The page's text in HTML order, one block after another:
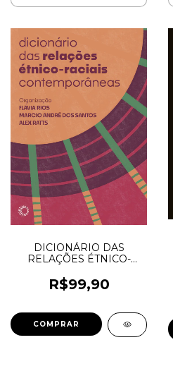
DICIONÁRIO DAS
RELAÇÕES ÉTNICO-
CONTEMPORÂNEAS -
Flávia Rios, Marcio André
(orgs.)
R$99,90